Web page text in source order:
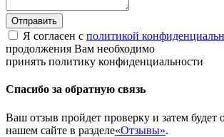
Отправить
Я согласен с политикой
продолжения Вам необходимо
принять политику конфиденциальности
Спасибо за обратную связь
Ваш отзыв пройдет проверку и затем будет
нашем сайте в разделе«Отзывы».